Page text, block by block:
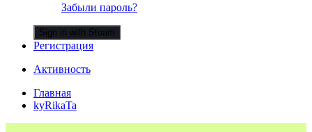
Забыли пароль?
Sign in with Steam
Регистрация
Активность
Главная
kyRikaTa